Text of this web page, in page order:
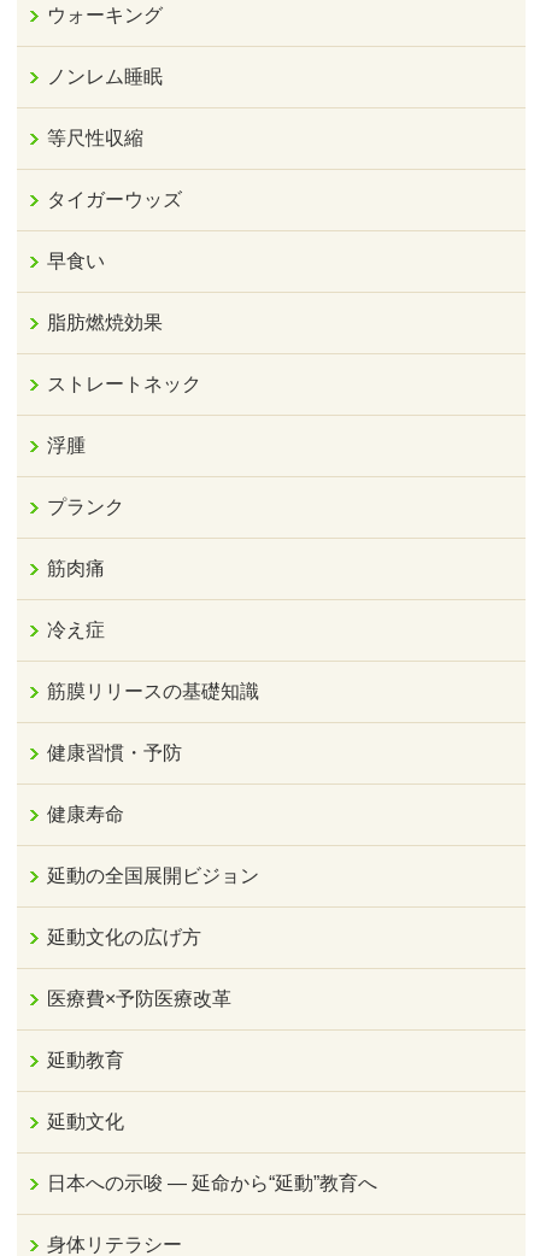
ウォーキング
ノンレム睡眠
等尺性収縮
タイガーウッズ
早食い
脂肪燃焼効果
ストレートネック
浮腫
プランク
筋肉痛
冷え症
筋膜リリースの基礎知識
健康習慣・予防
健康寿命
延動の全国展開ビジョン
延動文化の広げ方
医療費×予防医療改革
延動教育
延動文化
日本への示唆 ― 延命から“延動”教育へ
身体リテラシー